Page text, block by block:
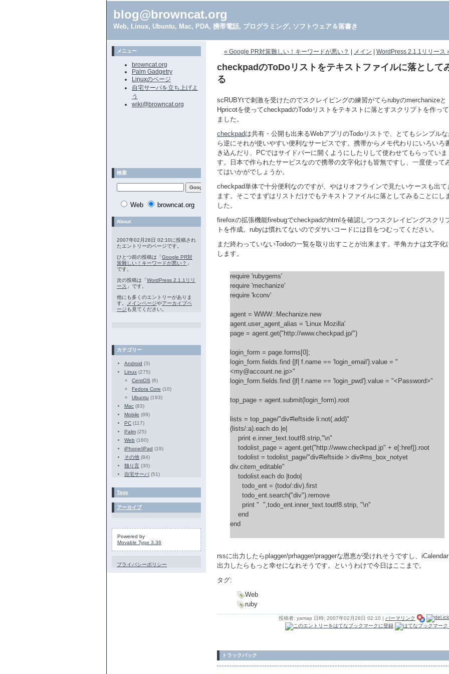
blog@browncat.org
Web, Linux, Ubuntu, Mac, PDA, 携帯電話, プログラミング, ソフトウェア＆落書き
« Google PR対策難しい！キーワードが悪い？ メイン WordPress 2.1.1リリース
checkpadのToDoリストをテキストファイルに落として
る
scRUBYtで刺激を受けたのでスクレイピングの練習がてらrubyのmerchanizeと
Hpricotを使ってcheckpadのTodoリストをテキストに落とすスクリプトを作っ
ました。
checkpadは共有・公開も出来るWebアプリのTodoリストで、とてもシンプル
ら逆にそれが使いやすい便利なサービスです。携帯からメモ代わりにいろいろ
き込んだり、PCではサイドバーに開くようにしたりして使わせてもらっていま
す。日本で作られたサービスなので携帯の文字化けも皆無ですし、一度使って
てはいかがでしょうか。
checkpad単体で十分便利なのですが、やはりオフラインで見たいケースも出て
ます。そこでまずはリストだけでもテキストファイルに落としてみることにし
した。
firefoxの拡張機能firebugでcheckpadのhtmlを確認しつつスクレイピングスクリ
トを作成。rubyは慣れてないのでダサいコードには目をつむってください。
まだ終わっていないTodoの一覧を取り出すことが出来ます。半角カナは文字化
します。
require 'rubygems'
require 'mechanize'
require 'kconv'
agent = WWW::Mechanize.new
agent.user_agent_alias = 'Linux Mozilla'
page = agent.get("http://www.checkpad.jp/")
login_form = page.forms[0];
login_form.fields.find {|f| f.name == 'login_email'}.value = "
<my@account.ne.jp>"
login_form.fields.find {|f| f.name == 'login_pwd'}.value = "<Password>"
top_page = agent.submit(login_form).root
lists = top_page/"div#leftside li:not(.add)"
(lists/:a).each do |e|
print e.inner_text.toutf8.strip,"\n"
todolist_page = agent.get("http://www.checkpad.jp" + e[:href]).root
todolist = todolist_page/"div#leftside > div#ms_box_notyet
div.citem_editable"
todolist.each do |todo|
todo_ent = (todo/:div).first
todo_ent.search("div").remove
print " ",todo_ent.inner_text.toutf8.strip, "\n"
end
end
rssに出力したらplagger/prhagger/praggerな恩恵が受けれそうですし、
出力したらもっと幸せになれそうです。というわけで今日はここまで。
タグ:
Web
ruby
投稿者: yamap 日時: 2007年02月28日 02:10 | パーマリンク
トラックバック
メニュー
browncat.org
Palm Gadgetry
Linuxのページ
自宅サーバを立ち上げよ
う
wiki@browncat.org
検索
Web browncat.org
About
2007年02月28日 02:10に投稿され
たエントリーのページです。
ひとつ前の投稿は「Google PR対
策難しい！キーワードが悪い？ 」
です。
次の投稿は「WordPress 2.1.1リリ
ース 」です。
他にも多くのエントリーがありま
す。
メインページやアーカイブペ
ージ も見てください。
カテゴリー
Android (3)
Linux (275)
CentOS (6)
Fedora Core (10)
Ubuntu (193)
Mac (83)
Mobile (89)
PC (117)
Palm (25)
Web (160)
iPhone/iPad (19)
その他 (84)
独り言 (30)
自宅サーバ (51)
Tags
アーカイブ
Powered by
Movable Type 3.36
プライバシーポリシー